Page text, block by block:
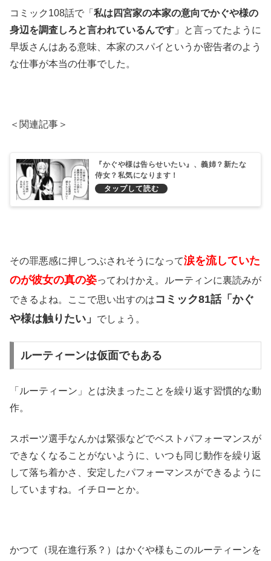
コミック108話で「 私は四宮家の本家の意向でかぐや様の
身辺を調査しろと言われているんです 」と言ってたように
早坂さんはある意味、本家のスパイというか密告者のよう
な仕事が本当の仕事でした。
＜関連記事＞
『かぐや様は告らせいたい』、義姉？新たな
侍女？私気になります！
その罪悪感に押しつぶされそうになって涙を流していた
のが彼女の真の姿ってわけかえ。ルーティンに裏読みが
できるよね。ここで思い出すのはコミック81話「かぐ
や様は触りたい」
でしょう。
ルーティーンは仮面でもある
「ルーティーン」とは決まったことを繰り返す習慣的な動
作。
スポーツ選手なんかは緊張などでベストパフォーマンスが
できなくなることがないように、いつも同じ動作を繰り返
して落ち着かさ、安定したパフォーマンスができるように
していますね。イチローとか。
かつて（現在進行系？）はかぐや様もこのルーティーンを